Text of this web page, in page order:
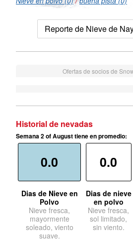
Reporte de Nieve de
Ofertas de socios de
Historial de nevadas
Semana 2 of August tiene en promedio:
0.0
Dias de Nieve en
Polvo
Nieve fresca,
mayormente
soleado, viento
suave.
0.0
Dias de nieve
en polvo
Nieve fresca,
sol limitado,
sin viento.